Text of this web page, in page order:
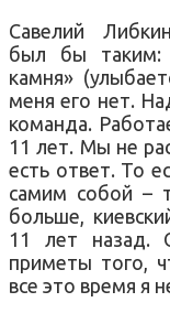
Савелий
был бы таким:
камня»
меня его нет.
команда.
11 лет. Мы не
есть ответ. То
самим собой –
больше,
11 лет назад.
приметы того,
все это время я